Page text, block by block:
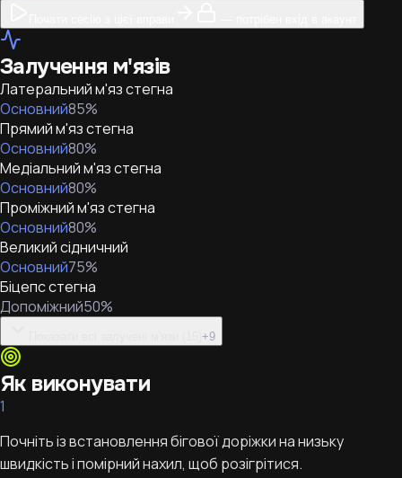
Залучення м'язів
Латеральний м'яз стегна
Основний85%
Прямий м'яз стегна
Основний80%
Медіальний м'яз стегна
Основний80%
Проміжний м'яз стегна
Основний80%
Великий сідничний
Основний75%
Біцепс стегна
Допоміжний50%
+9
Як виконувати
1
Почніть із встановлення бігової доріжки на низьку
швидкість і помірний нахил, щоб розігрітися.